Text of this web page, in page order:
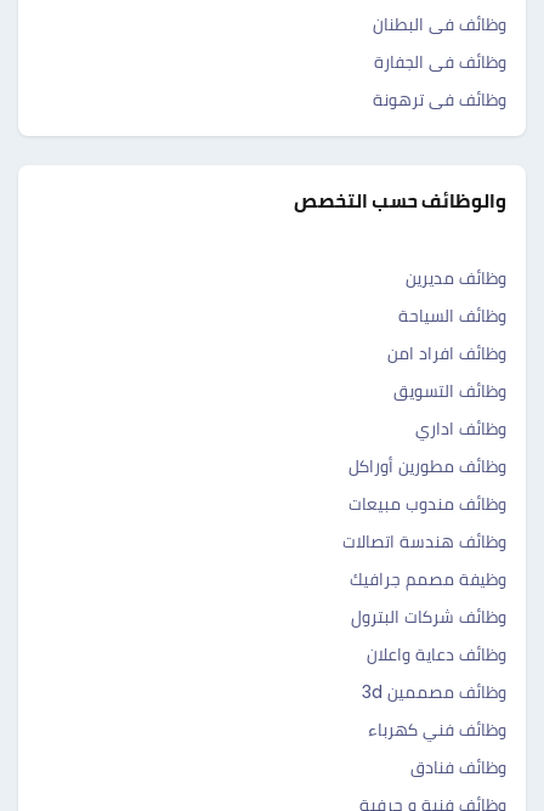
وظائف فى البطنان
وظائف فى الجفارة
وظائف فى ترهونة
والوظائف حسب التخصص
وظائف مديرين
وظائف السياحة
وظائف افراد امن
وظائف التسويق
وظائف اداري
وظائف مطورين أوراكل
وظائف مندوب مبيعات
وظائف هندسة اتصالات
وظيفة مصمم جرافيك
وظائف شركات البترول
وظائف دعاية واعلان
وظائف مصممين 3d
وظائف فني كهرباء
وظائف فنادق
وظائف فنية و حرفية